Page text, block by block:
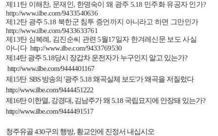
제 11탄 이해찬, 문재인 , 한명숙이 왜 광주 5.18 민주화 유공자 인가?
http://www.ilbe.com/9433540636
제 12탄 광주 5.18 북한군 침투 증언까지 아니라고 하면 그만인가
http://www.ilbe.com/9433633761
제 13탄 심복례 , 김진순씨 관련 5월17일자 한겨레신문 보도 사실
아니다 http://www.ilbe.com/9433769530
제 14탄 광주 5.18당시 장갑차 운전자가 누구인지 알고 있는가?
http://www.ilbe.com/9444401167
제 15탄 SBS방송의 '광주 5.18왜곡실체 보도'가 왜곡을 저질렀다
http://www.ilbe.com/9444451222
제 16탄 이한열, 강경대, 김남주가 왜 5.18 국립묘지에 안장돼 있는가?
http://www.ilbe.com/9444491517
청주유골430구의 행방, 황교안에 진정서 내십시오